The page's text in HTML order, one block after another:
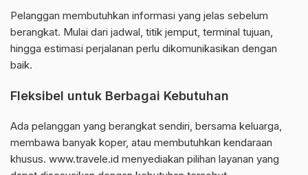
Pelanggan membutuhkan informasi yang jelas sebelum
berangkat. Mulai dari jadwal, titik jemput, terminal tujuan,
hingga estimasi perjalanan perlu dikomunikasikan dengan
baik.
Fleksibel untuk Berbagai Kebutuhan
Ada pelanggan yang berangkat sendiri, bersama keluarga,
membawa banyak koper, atau membutuhkan kendaraan
khusus. www.travele.id menyediakan pilihan layanan yang